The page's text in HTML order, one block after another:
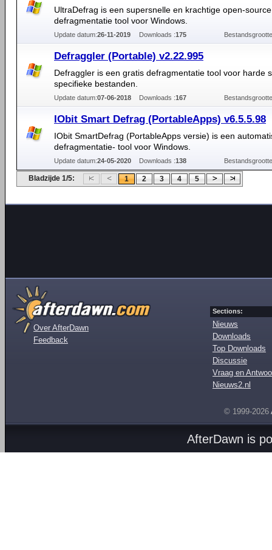
UltraDefrag is een supersnelle en krachtige open-source
defragmentatie tool voor Windows.
Update datum:26-11-2019 Downloads :175
Defraggler (Portable) v2.22.995
Defraggler is een gratis defragmentatie tool voor harde
specifieke bestanden.
Update datum:07-06-2018 Downloads :167
IObit Smart Defrag (PortableApps) v6.5.5.98
IObit SmartDefrag (PortableApps versie) is een
defragmentatie- tool voor Windows.
Update datum:24-05-2020 Downloads :138
Bladzijde 1/5: 1 2 3 4 5
Over AfterDawn
Feedback
Sections:
Nieuws
Downloads
Top Downloads
Discussie
Vraag en
Nieuws2.nl
© 1999-2026
AfterDawn is